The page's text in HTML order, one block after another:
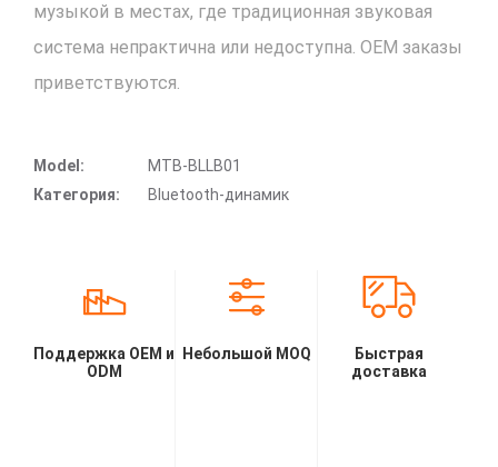
музыкой в местах, где традиционная звуковая
система непрактична или недоступна. OEM заказы
приветствуются.
Model:
MTB-BLLB01
Категория:
Bluetooth-динамик
Поддержка OEM и
ODM
Небольшой MOQ
Быстрая
доставка